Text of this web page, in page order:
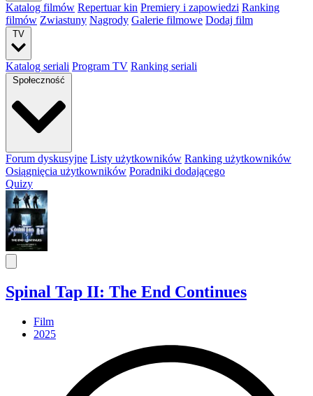
Katalog filmów Repertuar kin Premiery i zapowiedzi Ranking
filmów Zwiastuny Nagrody Galerie filmowe Dodaj film
TV
Katalog seriali Program TV Ranking seriali
Społeczność
Forum dyskusyjne Listy użytkowników Ranking użytkowników
Osiągnięcia użytkowników Poradniki dodającego
Quizy
Spinal Tap II: The End Continues
Film
2025